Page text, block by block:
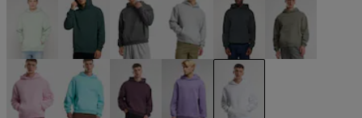
grün grün grau grau grau